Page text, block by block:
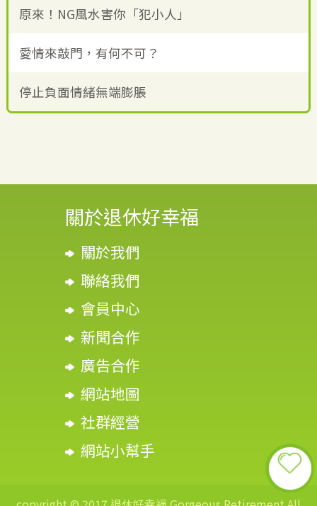
原來！NG風水害你「犯小人」
愛情來敲門，有何不可？
停止負面情緒無端膨脹
關於退休好幸福
關於我們
聯絡我們
會員中心
新聞合作
廣告合作
網站地圖
社群經營
網站小幫手